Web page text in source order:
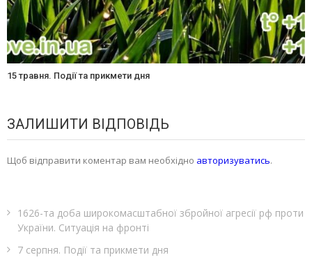
15 травня. Події та прикмети дня
ЗАЛИШИТИ ВІДПОВІДЬ
Щоб відправити коментар вам необхідно авторизуватись.
1626-та доба широкомасштабної збройної агресії рф проти
України. Ситуація на фронті
7 серпня. Події та прикмети дня